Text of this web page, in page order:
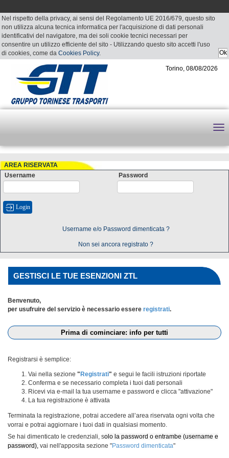
Nel rispetto della privacy, ai sensi del Regolamento UE 2016/679, questo sito
non utilizza alcuna tecnica informatica per l'acquisizione di dati personali
identificativi del navigatore, ma dei soli cookie tecnici necessari per
consentire un utilizzo efficiente del sito - Utilizzando questo sito accetti l'uso
di cookies, come da Cookies Policy.
Torino, 08/08/2026
AREA RISERVATA
Username
Password
Username e/o Password dimenticata ?
Non sei ancora registrato ?
GESTISCI LE TUE ESENZIONI ZTL
Benvenuto,
per usufruire del servizio è necessario essere registrati.
Prima di cominciare: info per tutti
Registrarsi è semplice:
Vai nella sezione " Registrati" e segui le facili istruzioni riportate
Conferma e se necessario completa i tuoi dati personali
Ricevi via e-mail la tua username e password e clicca "attivazione"
La tua registrazione è attivata
Terminata la registrazione, potrai accedere all’area riservata ogni volta che
vorrai e potrai aggiornare i tuoi dati in qualsiasi momento.
Se hai dimenticato le credenziali, solo la password o entrambe (username e
password), vai nell'apposita sezione "Password dimenticata"